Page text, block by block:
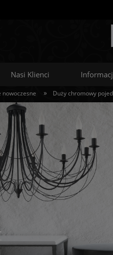
Nasi Klienci
nowoczesne » Duży chromowy